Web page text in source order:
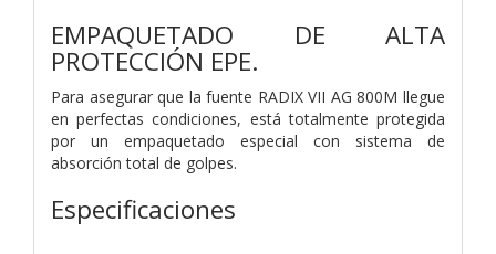
EMPAQUETADO DE ALTA
PROTECCIÓN EPE.
Para asegurar que la fuente RADIX VII AG 800M llegue
en perfectas condiciones, está totalmente protegida
por un empaquetado especial con sistema de
absorción total de golpes.
Especificaciones